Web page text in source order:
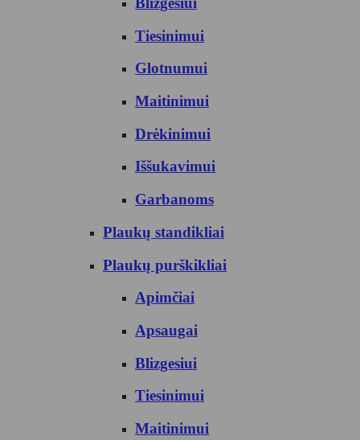
Tiesinimui
Glotnumui
Maitinimui
Drėkinimui
Iššukavimui
Garbanoms
Plaukų standikliai
Plaukų purškikliai
Apimčiai
Apsaugai
Blizgesiui
Tiesinimui
Maitinimui